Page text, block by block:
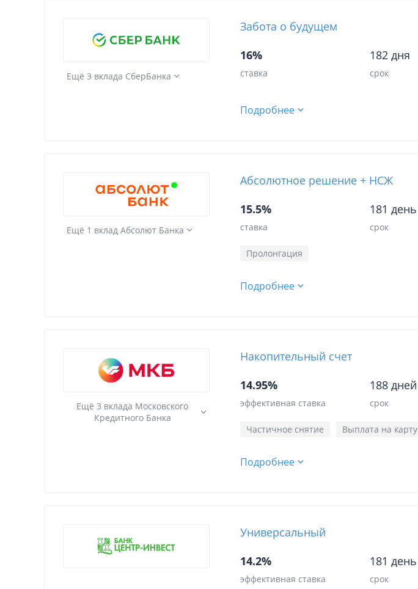
Ещё 3 вклада СберБанка
Забота о будущем
16%
ставка
182 дня
срок
Подробнее
Ещё 1 вклад Абсолют Банка
Абсолютное решение + НСЖ
15.5%
ставка
181 день
срок
Пролонгация
Подробнее
Ещё 3 вклада Московского
Кредитного Банка
Накопительный счет
14.95%
эффективная ставка
188 дней
срок
Частичное снятие Выплата на карту
Подробнее
Универсальный
14.2%
эффективная ставка
181 день
срок